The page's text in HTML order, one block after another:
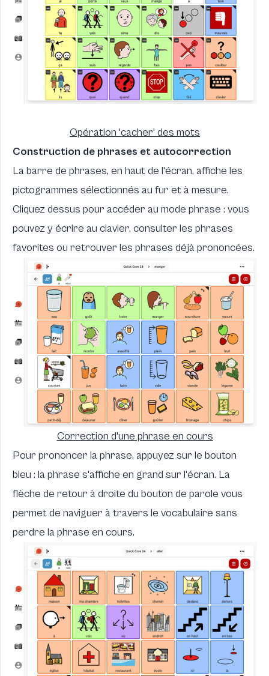
Opération 'cacher' des mots
Construction de phrases et autocorrection
La barre de phrases, en haut de l'écran, affiche les
pictogrammes sélectionnés au fur et à mesure.
Cliquez dessus pour accéder au mode phrase : vous
pouvez y écrire au clavier, consulter les phrases
favorites ou retrouver les phrases déjà prononcées.
Correction d'une phrase en cours
Pour prononcer la phrase, appuyez sur le bouton
bleu : la phrase s'affiche en grand sur l'écran. La
flèche de retour à droite du bouton de parole vous
permet de naviguer à travers le vocabulaire sans
perdre la phrase en cours.